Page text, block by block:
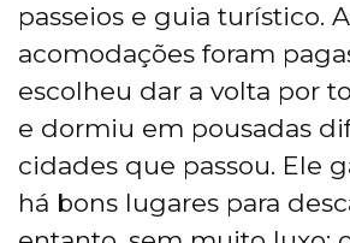
passeios e guia turístico.
acomodações foram
escolheu dar a volta por
e dormiu em pousadas
cidades que passou. Ele
há bons lugares para